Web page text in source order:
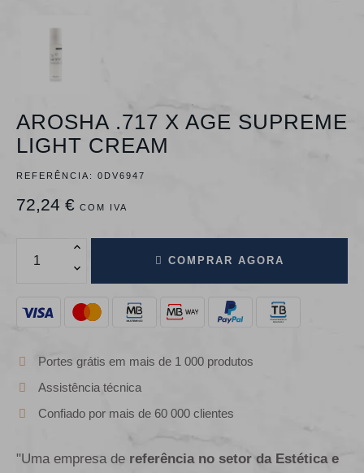
AROSHA .717 X AGE SUPREME
LIGHT CREAM
REFERÊNCIA: 0DV6947
72,24 € COM IVA
COMPRAR AGORA
Portes grátis em mais de 1 000 produtos
Assistência técnica
Confiado por mais de 60 000 clientes
"Uma empresa de referência no setor da Estética e